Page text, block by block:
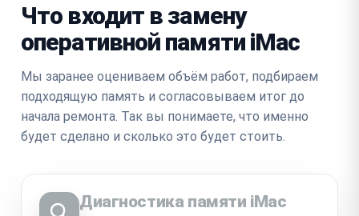
Что входит в замену
оперативной памяти iMac
Мы заранее оцениваем объём работ, подбираем
подходящую память и согласовываем итог до
начала ремонта. Так вы понимаете, что именно
будет сделано и сколько это будет стоить.
Диагностика памяти iMac